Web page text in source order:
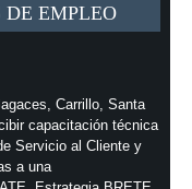
DE EMPLEO
Carrillo, Santa
capacitación técnica
Servicio al Cliente y
a una